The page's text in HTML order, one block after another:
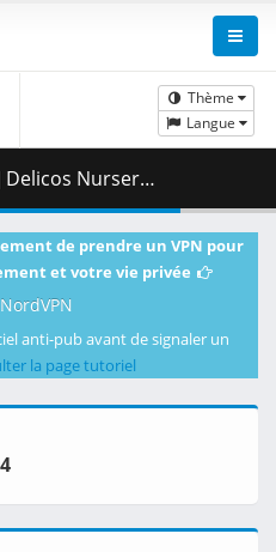
Thème
Langue
( 378.76 MB )
de prendre un VPN pour
et votre vie privée
anti-pub avant de signaler un
la page tutoriel